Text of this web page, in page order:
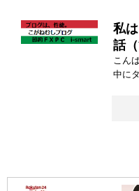
私
話（
こん
中に